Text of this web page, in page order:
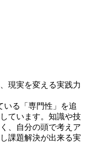
現実を変える実践力
いる「専門性」を追
ています。知識や技
、自分の頭で考えア
課題解決が出来る実